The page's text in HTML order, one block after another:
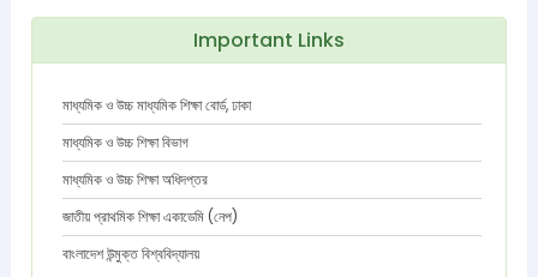
Important Links
মাধ্যমিক ও উচ্চ মাধ্যমিক শিক্ষা বোর্ড, ঢাকা
মাধ্যমিক ও উচ্চ শিক্ষা বিভাগ
মাধ্যমিক ও উচ্চ শিক্ষা অধিদপ্তর
জাতীয় প্রাথমিক শিক্ষা একাডেমি (নেপ)
বাংলাদেশ উন্মুক্ত বিশ্ববিদ্যালয়